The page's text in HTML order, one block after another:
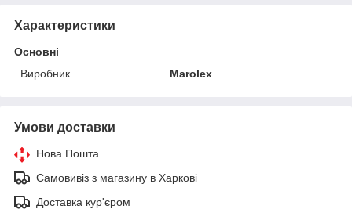
Характеристики
Основні
Виробник
Marolex
Умови доставки
Нова Пошта
Самовивіз з магазину в Харкові
Доставка кур'єром